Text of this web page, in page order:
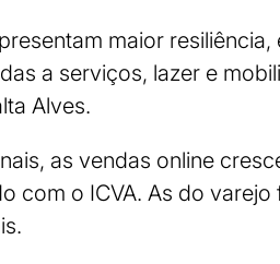
maior
a serviços, lazer e
Alves.
as vendas online
com o ICVA. As do